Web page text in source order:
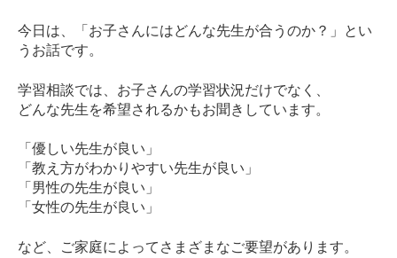
今日は、「お子さんにはどんな先生が合うのか？」とい
うお話です。
学習相談では、お子さんの学習状況だけでなく、
どんな先生を希望されるかもお聞きしています。
「優しい先生が良い」
「教え方がわかりやすい先生が良い」
「男性の先生が良い」
「女性の先生が良い」
など、ご家庭によってさまざまなご要望があります。